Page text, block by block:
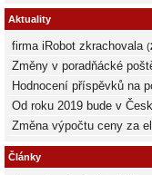
Aktuality
firma iRobot zkrachovala (
Změny v poradňácké
Hodnocení příspěvků na
Od roku 2019 bude v
Změna výpočtu ceny za
Články